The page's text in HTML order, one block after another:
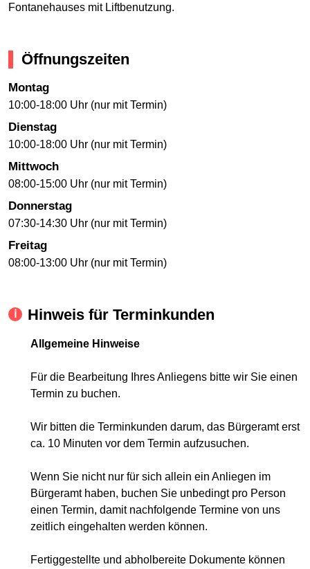
Fontanehauses mit Liftbenutzung.
Öffnungszeiten
Montag
10:00-18:00 Uhr (nur mit Termin)
Dienstag
10:00-18:00 Uhr (nur mit Termin)
Mittwoch
08:00-15:00 Uhr (nur mit Termin)
Donnerstag
07:30-14:30 Uhr (nur mit Termin)
Freitag
08:00-13:00 Uhr (nur mit Termin)
Hinweis für Terminkunden
Allgemeine Hinweise
Für die Bearbeitung Ihres Anliegens bitte wir Sie einen
Termin zu buchen.
Wir bitten die Terminkunden darum, das Bürgeramt erst
ca. 10 Minuten vor dem Termin aufzusuchen.
Wenn Sie nicht nur für sich allein ein Anliegen im
Bürgeramt haben, buchen Sie unbedingt pro Person
einen Termin, damit nachfolgende Termine von uns
zeitlich eingehalten werden können.
Fertiggestellte und abholbereite Dokumente können